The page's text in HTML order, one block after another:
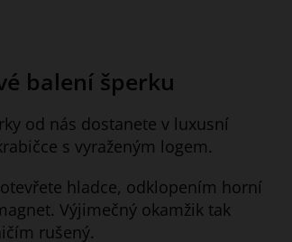
balení šperku
od nás dostanete v luxusní
s vyraženým logem.
hladce, odklopením horní
Výjimečný okamžik tak
rušený.